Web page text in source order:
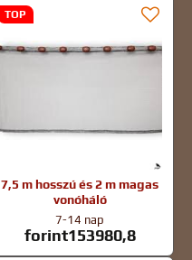
TOP
7,5 m hosszú és 2 m magas
vonóháló
7-14 nap
forint153980,8